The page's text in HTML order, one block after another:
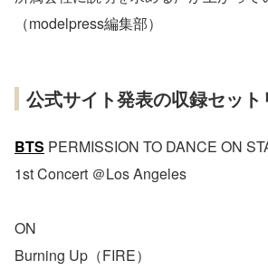
（modelpress編集部）
公式サイト発表の収録セット
BTS PERMISSION TO DANCE ON
1st Concert ＠Los Angeles
ON
Burning Up（FIRE）